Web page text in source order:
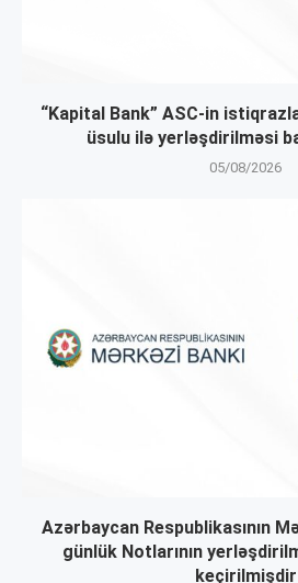
“Kapital Bank” ASC-in
üsulu ilə yerləşdirilməsi
05/08/2026
Azərbaycan Respublikasının
günlük Notlarının
keçirilmişdir